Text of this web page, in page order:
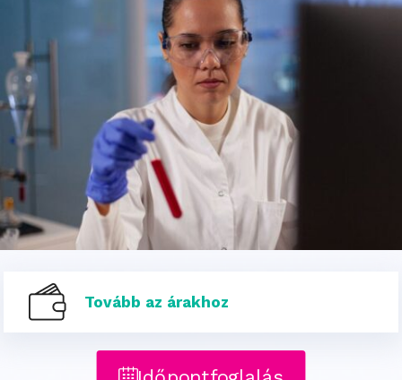
Tovább az árakhoz